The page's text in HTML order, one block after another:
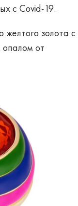
с Covid-19.
желтого золота с
от